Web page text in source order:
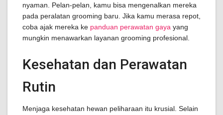
nyaman. Pelan-pelan, kamu bisa mengenalkan mereka
pada peralatan grooming baru. Jika kamu merasa repot,
coba ajak mereka ke panduan perawatan gaya yang
mungkin menawarkan layanan grooming profesional.
Kesehatan dan Perawatan
Rutin
Menjaga kesehatan hewan peliharaan itu krusial. Selain